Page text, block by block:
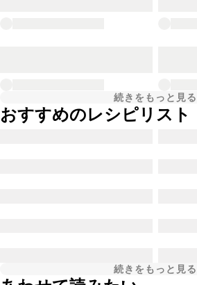
続きをもっと見る
おすすめのレシピリスト
続きをもっと見る